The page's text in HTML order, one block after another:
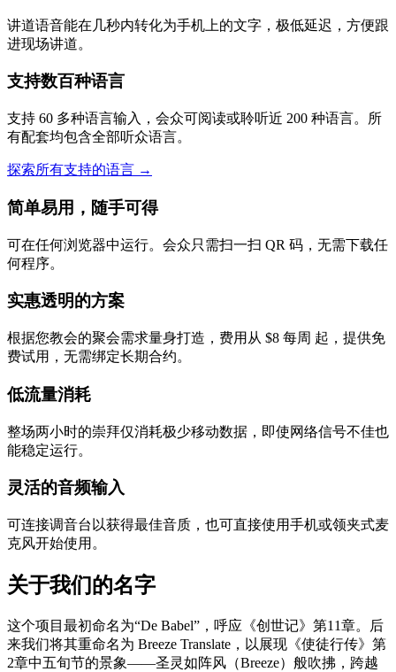
讲道语音能在几秒内转化为手机上的文字，极低延迟，方便跟
进现场讲道。
支持数百种语言
支持 60 多种语言输入，会众可阅读或聆听近 200 种语言。所
有配套均包含全部听众语言。
探索所有支持的语言 →
简单易用，随手可得
可在任何浏览器中运行。会众只需扫一扫 QR 码，无需下载任
何程序。
实惠透明的方案
根据您教会的聚会需求量身打造，费用从 $8 每周 起，提供免
费试用，无需绑定长期合约。
低流量消耗
整场两小时的崇拜仅消耗极少移动数据，即使网络信号不佳也
能稳定运行。
灵活的音频输入
可连接调音台以获得最佳音质，也可直接使用手机或领夹式麦
克风开始使用。
关于我们的名字
这个项目最初命名为“De Babel”，呼应《创世记》第11章。后
来我们将其重命名为 Breeze Translate，以展现《使徒行传》第
2章中五旬节的景象——圣灵如阵风（Breeze）般吹拂，跨越